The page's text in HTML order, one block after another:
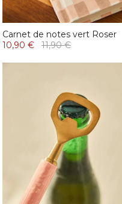
Carnet de notes vert Roser
10,90 €
11,90 €